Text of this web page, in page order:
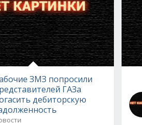
ЗМЗ попросили
ГАЗа
дебиторскую